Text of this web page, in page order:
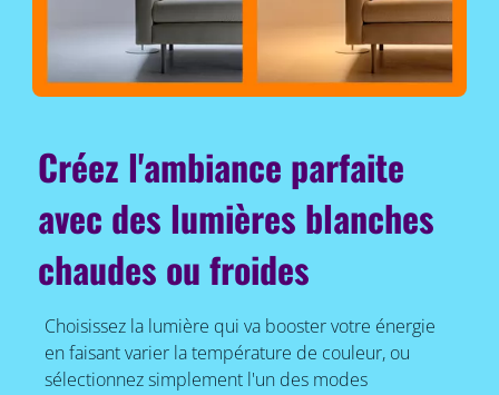
Créez l'ambiance parfaite
avec des lumières blanches
chaudes ou froides
Choisissez la lumière qui va booster votre énergie
en faisant varier la température de couleur, ou
sélectionnez simplement l'un des modes